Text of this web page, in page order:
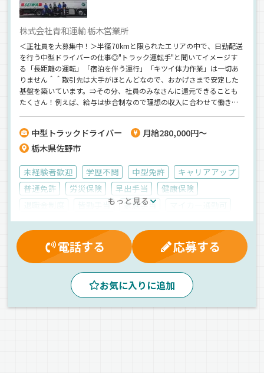
株式会社青和運輸 栃木営業所
＜正社員を大募集中！＞半径70kmと限られたエリアの中で、日勤配送
を行う中型ドライバーの仕事◎"トラック運転手"と聞いてイメージす
る「長距離の運転」「宿泊を伴う運行」「キツイ体力作業」は一切あ
りません＾＾取引先は大手がほとんどなので、おかげさまで安定した
基盤を築いています。⇒その分、社員のみなさんに還元できることも
たくさん！例えば、給与は歩合制なので理想の収入に合わせて働き方
中型トラックドライバー
月給280,000円～
栃木県佐野市
未経験者歓迎 学歴不問 中型免許
キャリアアップ
普通免許
労災保険 早出手当
健康保険
皆勤手当 家族手当
休日出勤割増金
残業手当
交通費支給
制服・作業着貸与
有給休暇
厚生年金
財形貯蓄制度
寮完備 資格取得制度
深夜手当
再雇用制度 社宅対応可
賞与
大型連休 無事故手当 朝 夕方
ジョロダー・ジョルダー
ETC搭載
エアサス
もっと見る
電話する 応募する
お気に入りに追加